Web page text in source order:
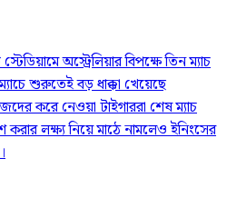
অস্ট্রেলিয়ার বিপক্ষে তিন ম্যাচ
শুরুতেই বড় ধাক্কা খেয়েছে
করে নেওয়া টাইগাররা শেষ ম্যাচ
লক্ষ্য নিয়ে মাঠে নামলেও ইনিংসের